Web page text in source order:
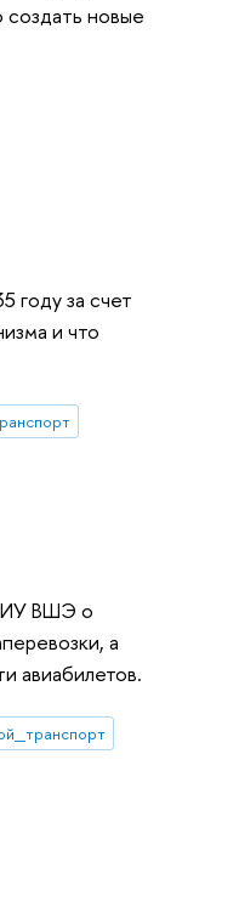
создать новые
году за счет
и что
ВШЭ о
а
авиабилетов.